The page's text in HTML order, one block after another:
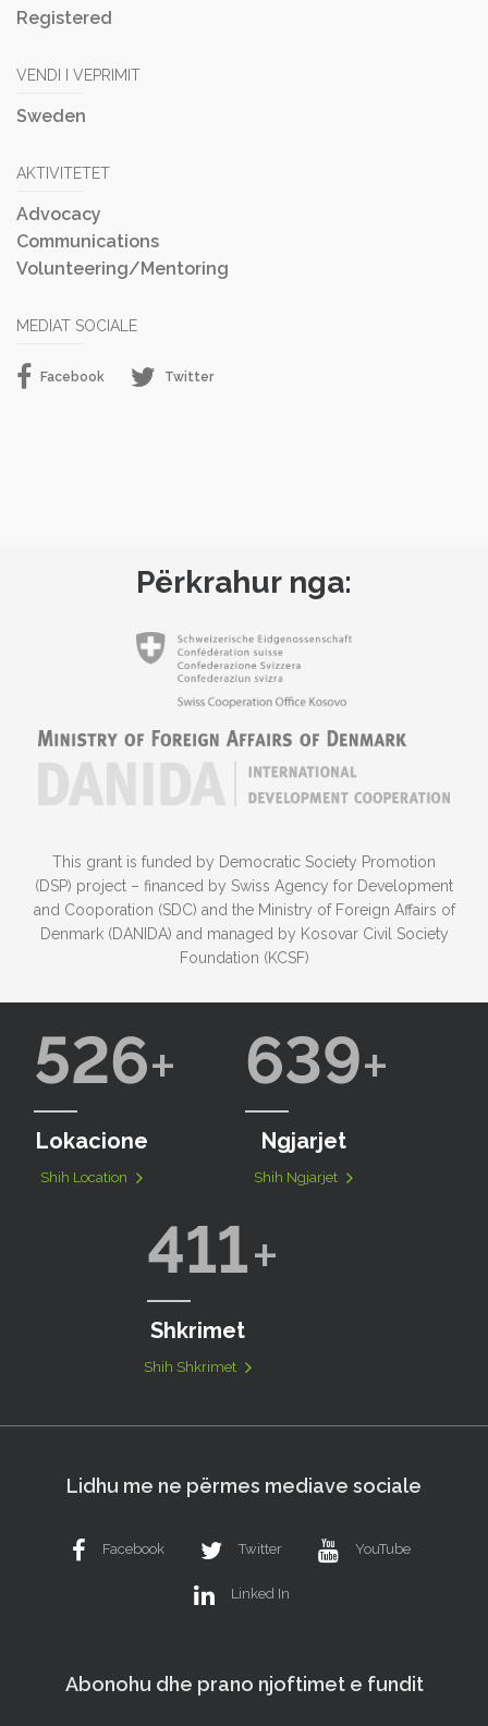
Registered
VENDI I VEPRIMIT
Sweden
AKTIVITETET
Advocacy
Communications
Volunteering/Mentoring
MEDIAT SOCIALE
Facebook Twitter
Përkrahur nga:
This grant is funded by Democratic Society Promotion
(DSP) project – financed by Swiss Agency for Development
and Cooporation (SDC) and the Ministry of Foreign Affairs of
Denmark (DANIDA) and managed by Kosovar Civil Society
Foundation (KCSF)
526
Lokacione
Shih Location
639
Ngjarjet
Shih Ngjarjet
411
Shkrimet
Shih Shkrimet
Lidhu me ne përmes mediave sociale
Facebook Twitter YouTube
Linked In
Abonohu dhe prano njoftimet e fundit